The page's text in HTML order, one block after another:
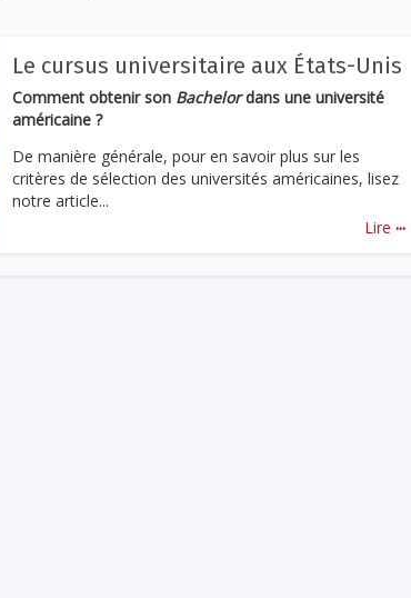
Le cursus universitaire aux États-Unis
Comment obtenir son Bachelordans une université
américaine ?
De manière générale, pour en savoir plus sur les
critères de sélection des universités américaines, lisez
notre article...
Lire ...